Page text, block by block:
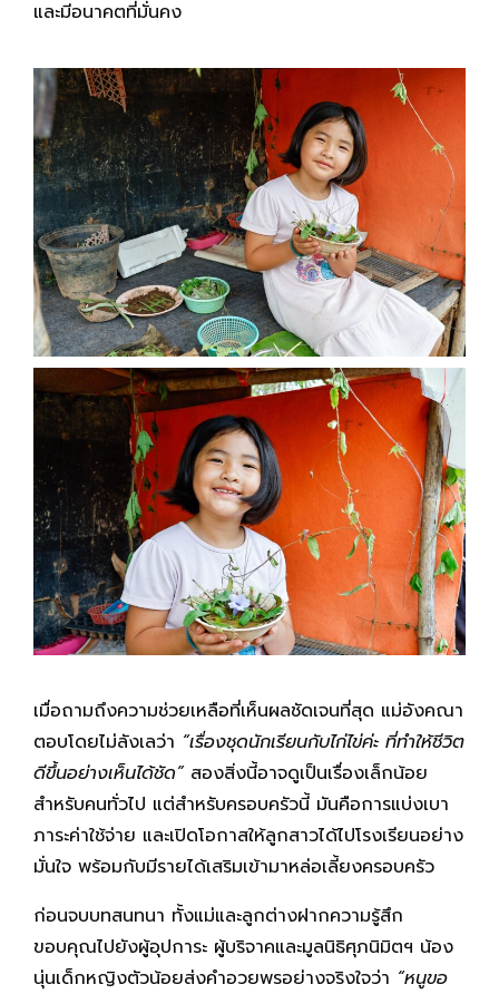
และมีอนาคตที่มั่นคง
เมื่อถามถึงความช่วยเหลือที่เห็นผลชัดเจนที่สุด แม่อังคณา
ตอบโดยไม่ลังเลว่า “เรื่องชุดนักเรียนกับไก่ไข่ค่ะ ที่ทำให้ชีวิต
ดีขึ้นอย่างเห็นได้ชัด”สองสิ่งนี้อาจดูเป็นเรื่องเล็กน้อย
สำหรับคนทั่วไป แต่สำหรับครอบครัวนี้ มันคือการแบ่งเบา
ภาระค่าใช้จ่าย และเปิดโอกาสให้ลูกสาวได้ไปโรงเรียนอย่าง
มั่นใจ พร้อมกับมีรายได้เสริมเข้ามาหล่อเลี้ยงครอบครัว
ก่อนจบบทสนทนา ทั้งแม่และลูกต่างฝากความรู้สึก
ขอบคุณไปยังผู้อุปการะ ผู้บริจาคและมูลนิธิศุภนิมิตฯ น้อง
นุ่นเด็กหญิงตัวน้อยส่งคำอวยพรอย่างจริงใจว่า “หนูขอ